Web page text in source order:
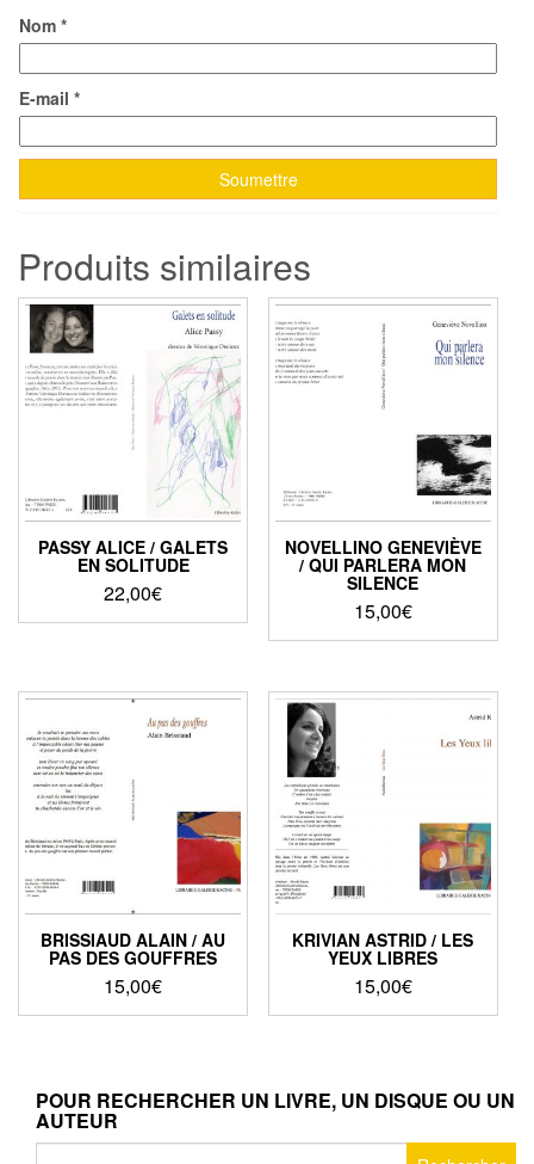
Nom *
E-mail *
Produits similaires
PASSY ALICE / GALETS
EN SOLITUDE
22,00€
NOVELLINO GENEVIÈVE
/ QUI PARLERA MON
SILENCE
15,00€
BRISSIAUD ALAIN / AU
PAS DES GOUFFRES
15,00€
KRIVIAN ASTRID / LES
YEUX LIBRES
15,00€
POUR RECHERCHER UN LIVRE, UN DISQUE OU UN
AUTEUR